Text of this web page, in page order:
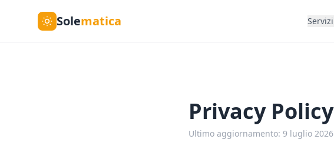
Solematica Servizi
Privacy Policy
Ultimo aggiornamento: 9 luglio 2026